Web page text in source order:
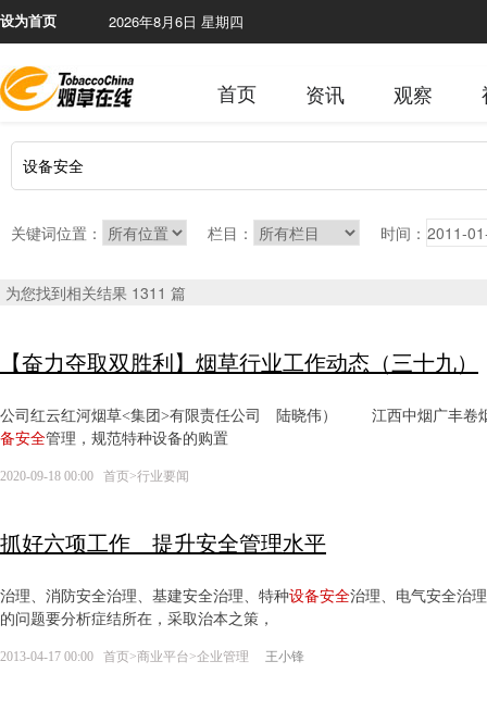
设为首页 2026年8月6日 星期四
首页 资讯 观察
关键词位置： 栏目： 时间：
为您找到相关结果 1311 篇
【奋力夺取双胜利】烟草行业工作动态（三十九）
公司红云红河烟草<集团>有限责任公司 陆晓伟） 江西中烟广丰
备安全管理，规范特种设备的购置
2020-09-18 00:00 首页>行业要闻
抓好六项工作 提升安全管理水平
治理、消防安全治理、基建安全治理、特种设备安全治理、电气安全治
的问题要分析症结所在，采取治本之策，
2013-04-17 00:00 首页>商业平台>企业管理 王小锋